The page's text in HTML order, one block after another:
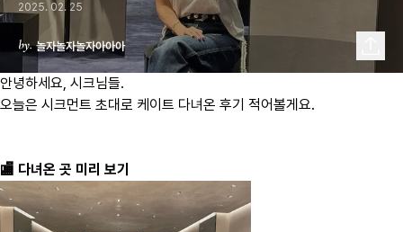
2025. 02. 25
놀자놀자놀자아아아
안녕하세요, 시크님들.
​오늘은 시크먼트 초대로 케이트 다녀온 후기 적어볼게요.
🏬 다녀온 곳 미리 보기